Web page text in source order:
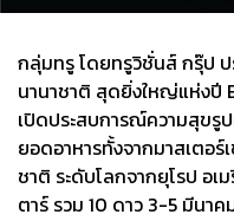
กลุ่มทรู โดยทรูวิชั่นส์ กรุ๊ป ป
นานาชาติ สุดยิ่งใหญ่แห่งปี
เปิดประสบการณ์ความสุข
ยอดอาหารทั้งจากมาสเตอร์
ชาติ ระดับโลกจากยุโรป อเ
ตาร์ รวม 10 ดาว 3-5 มีนา